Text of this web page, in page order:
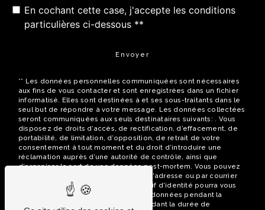
En cochant cette case, j'accepte les conditions
particulières ci-dessous **
Envoyer
** Les données personnelles communiquées sont nécessaires
aux fins de vous contacter et sont enregistrées dans un fichier
informatisé. Elles sont destinées à et ses sous-traitants dans le
seul but de répondre à votre message. Les données collectées
seront communiquées aux seuls destinataires suivants: . Vous
disposez de droits d’accès, de rectification, d’effacement, de
portabilité, de limitation, d’opposition, de retrait de votre
consentement à tout moment et du droit d’introduire une
réclamation auprès d’une autorité de contrôle, ainsi que
d’organiser le sort de vos données post-mortem. Vous pouvez
exercer ces droits par voie postale à l'adresse ou par courrier
électronique à l'adresse . Un justificatif d'identité pourra vous
être demandé. Nous conservons vos données pendant la
période de prise de contact puis pendant la durée de